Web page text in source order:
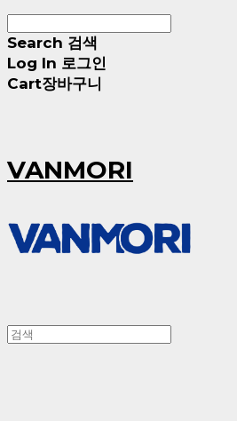
Search 검색
Log In 로그인
Cart장바구니
VANMORI